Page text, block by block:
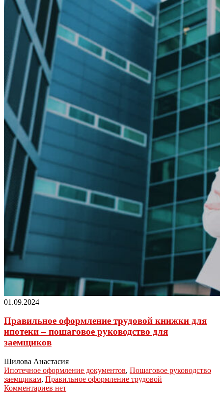
01.09.2024
Правильное оформление трудовой книжки для
ипотеки – пошаговое руководство для
заемщиков
Шилова Анастасия
Ипотечное оформление документов, Пошаговое руководство
заемщикам, Правильное оформление трудовой
Комментариев нет